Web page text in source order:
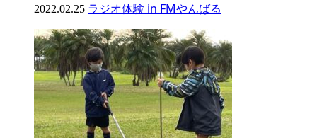
2022.02.25 ラジオ体験 in FMやんばる